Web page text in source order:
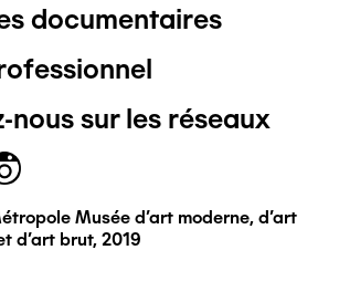
documentaires
nous sur les réseaux
Musée d'art moderne, d'art
d'art brut, 2019